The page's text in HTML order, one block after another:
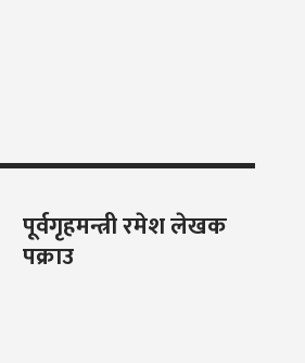
पूर्वगृहमन्त्री रमेश लेखक
पक्राउ